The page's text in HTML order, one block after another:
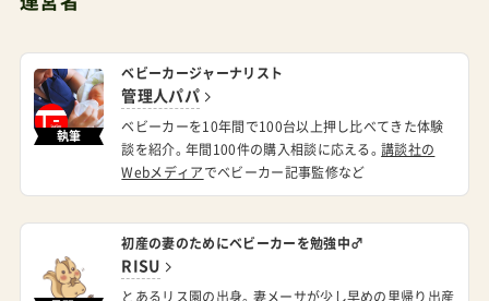
執筆
管理人パパ
ベビーカーを10年間で100台以上押し比べてきた体験
談を紹介。年間100件の購入相談に応える。
Webメディアでベビーカー記事監修など
見習い
RISU
で実家へ帰ったため時間ができたのでベビーカー調査